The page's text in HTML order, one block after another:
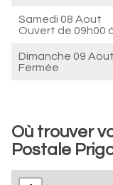
Samedi 08 Aout
Ouvert de 09h00
Dimanche 09 Aout
Fermée
Où trouver
Postale